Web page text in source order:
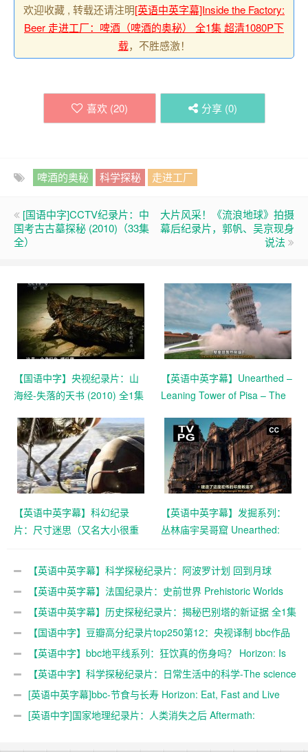
欢迎收藏 , 转载还请注明[英语中英字幕]Inside the Factory:
Beer 走进工厂：啤酒（啤酒的奥秘） 全1集 超清1080P下
载，不胜感激！
喜欢 (20) 分享 (0)
啤酒的奥秘 科学探秘 走进工厂
[国语中字]CCTV纪录片：中
国考古古墓探秘 (2010)（33集
全）
大片风采！《流浪地球》拍摄
幕后纪录片，郭帆、吴京现身
说法
【国语中字】央视纪录片：山
海经-失落的天书 (2010) 全1集
【英语中英字幕】Unearthed –
Leaning Tower of Pisa – The
新谜团 全1集 超清1080P
【英语中英字幕】科幻纪录
片：尺寸迷思（又名大小很重
集 高清1080P
【英语中英字幕】发掘系列：
丛林庙宇吴哥窟 Unearthed:
(2017) 全1集 高清720P
【英语中英字幕】科学探秘纪录片：阿波罗计划 回到月球
Apollo: Back to the Moon （2019）（上集+下集）高清720P
【英语中英字幕】法国纪录片：史前世界 Prehistoric Worlds
(2019) 全1集【1080p】
【英语中英字幕】历史探秘纪录片：揭秘巴别塔的新证据 全1集
高清 【国语中字】豆瓣高分纪录片top250第12：央视译制 bbc作品
《生命 Life 》(2009) 全10集 高清
【英语中字】bbc地平线系列：狂饮真的伤身吗？ Horizon: Is
Binge Drinking Really That Bad? (2015) 全1集 超清1080P
【英语中字】科学探秘纪录片：日常生活中的科学-The science
of everyday living 全2集 1080P
[英语中英字幕]bbc-节食与长寿 Horizon: Eat, Fast and Live
Longer (2012) 全1集
[英语中字]国家地理纪录片：人类消失之后 Aftermath: